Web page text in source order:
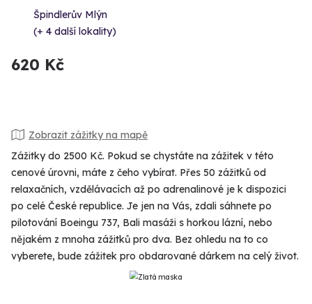
Špindlerův Mlýn
(+ 4 další lokality)
620 Kč
Zobrazit zážitky na mapě
Zážitky do 2500 Kč. Pokud se chystáte na zážitek v této
cenové úrovni, máte z čeho vybírat. Přes 50 zážitků od
relaxačních, vzdělávacích až po adrenalinové je k dispozici
po celé České republice. Je jen na Vás, zdali sáhnete po
pilotování Boeingu 737, Bali masáži s horkou lázní, nebo
nějakém z mnoha zážitků pro dva. Bez ohledu na to co
vyberete, bude zážitek pro obdarované dárkem na celý život.